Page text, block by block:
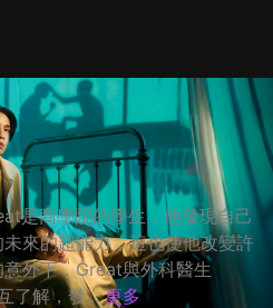
是商學院的學生，他發現自己
來的超能力，這也使他改變許
外下，Great與外科醫生
了解，發... 更多